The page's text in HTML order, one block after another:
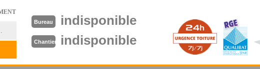
Bureau indisponible
Chantier indisponible